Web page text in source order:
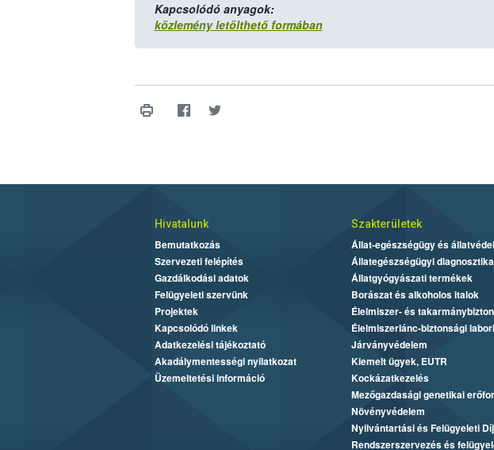
Kapcsolódó anyagok:
közlemény letölthető formában
Hivatalunk
Bemutatkozás
Szervezeti felépítés
Gazdálkodási adatok
Felügyeleti szervünk
Projektek
Kapcsolódó linkek
Adatkezelési tájékoztató
Akadálymentességi nyilatkozat
Üzemeltetési információ
Szakterületek
Állat-egészségügy és
Állategészségügyi diagnosztika
Állatgyógyászati termékek
Borászat és alkoholos italok
Élelmiszer- és
Élelmiszerlánc-biztonsági
Járványvédelem
Kiemelt ügyek, EUTR
Kockázatkezelés
Mezőgazdasági genetikai
Növényvédelem
Nyilvántartási és Felügyeleti Díj
Rendszerszervezés és